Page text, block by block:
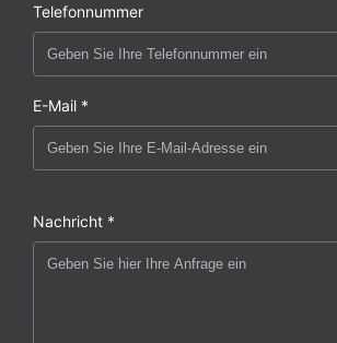
Telefonnummer
E-Mail *
Nachricht *